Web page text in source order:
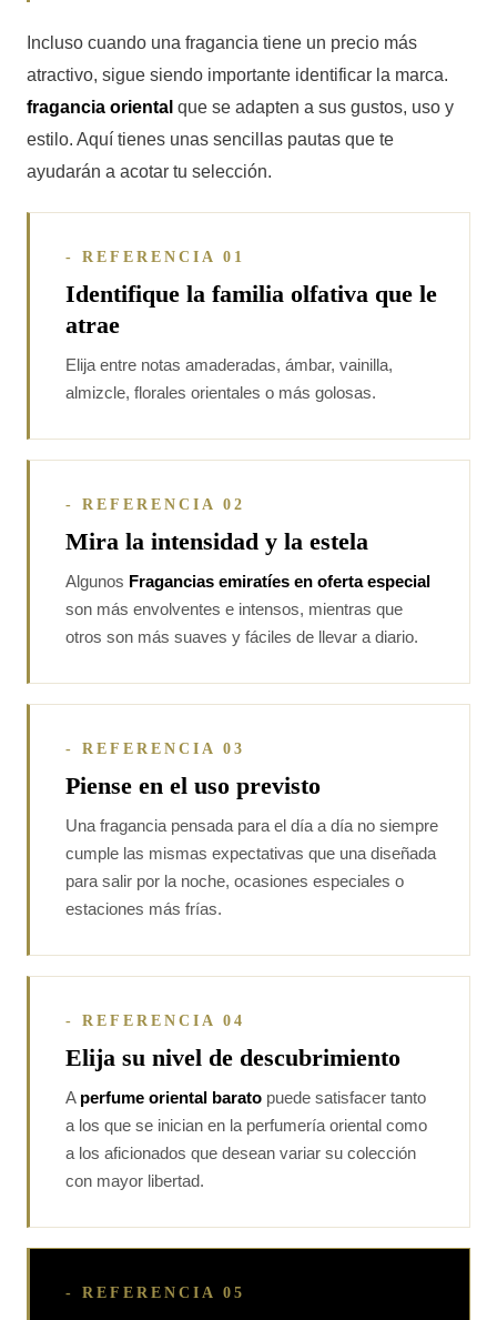
Incluso cuando una fragancia tiene un precio más
atractivo, sigue siendo importante identificar la marca.
fragancia oriental que se adapten a sus gustos, uso y
estilo. Aquí tienes unas sencillas pautas que te
ayudarán a acotar tu selección.
- REFERENCIA 01
Identifique la familia olfativa que le
atrae
Elija entre notas amaderadas, ámbar, vainilla,
almizcle, florales orientales o más golosas.
- REFERENCIA 02
Mira la intensidad y la estela
Algunos Fragancias emiratíes en oferta especial
son más envolventes e intensos, mientras que
otros son más suaves y fáciles de llevar a diario.
- REFERENCIA 03
Piense en el uso previsto
Una fragancia pensada para el día a día no siempre
cumple las mismas expectativas que una diseñada
para salir por la noche, ocasiones especiales o
estaciones más frías.
- REFERENCIA 04
Elija su nivel de descubrimiento
A perfume oriental barato puede satisfacer tanto
a los que se inician en la perfumería oriental como
a los aficionados que desean variar su colección
con mayor libertad.
- REFERENCIA 05